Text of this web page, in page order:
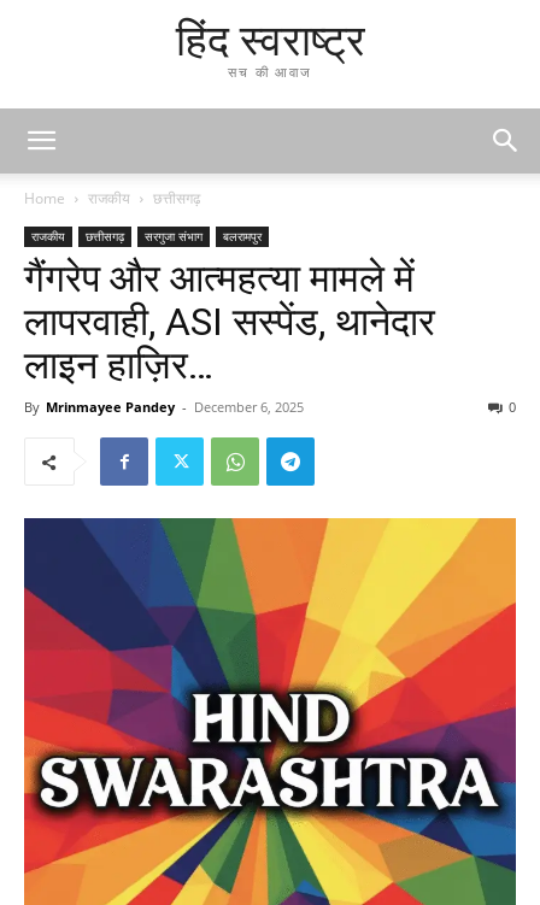
हिंद स्वराष्ट्र
सच की आवाज
Home राजकीय छत्तीसगढ़
राजकीय छत्तीसगढ़ सरगुजा संभाग बलरामपुर
गैंगरेप और आत्महत्या मामले में
लापरवाही, ASI सस्पेंड, थानेदार
लाइन हाज़िर…
By Mrinmayee Pandey - December 6, 2025 0